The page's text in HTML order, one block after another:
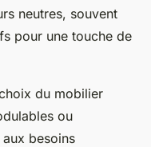
neutres, souvent
pour une touche de
du mobilier
ou
besoins